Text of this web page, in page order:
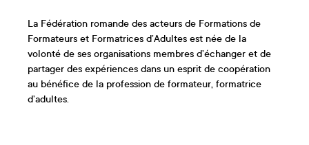
La Fédération romande des acteurs de Formations de
Formateurs et Formatrices d’Adultes est née de la
volonté de ses organisations membres d’échanger et de
partager des expériences dans un esprit de coopération
au bénéfice de la profession de formateur, formatrice
d’adultes.